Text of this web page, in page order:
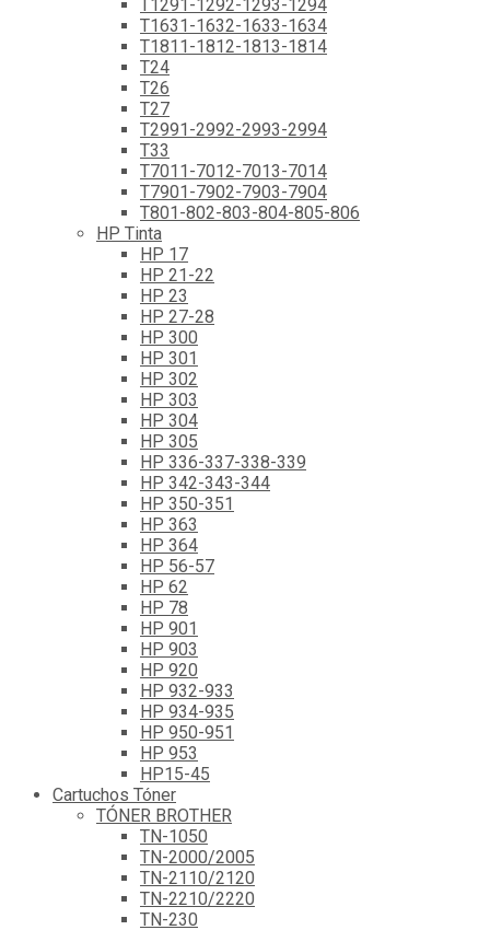
T1291-1292-1293-1294
T1631-1632-1633-1634
T1811-1812-1813-1814
T24
T26
T27
T2991-2992-2993-2994
T33
T7011-7012-7013-7014
T7901-7902-7903-7904
T801-802-803-804-805-806
HP Tinta
HP 17
HP 21-22
HP 23
HP 27-28
HP 300
HP 301
HP 302
HP 303
HP 304
HP 305
HP 336-337-338-339
HP 342-343-344
HP 350-351
HP 363
HP 364
HP 56-57
HP 62
HP 78
HP 901
HP 903
HP 920
HP 932-933
HP 934-935
HP 950-951
HP 953
HP15-45
Cartuchos Tóner
TÓNER BROTHER
TN-1050
TN-2000/2005
TN-2110/2120
TN-2210/2220
TN-230